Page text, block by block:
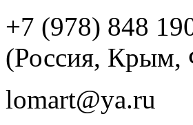
+7 (978) 848
(Россия, Крым,
lomart@ya.ru